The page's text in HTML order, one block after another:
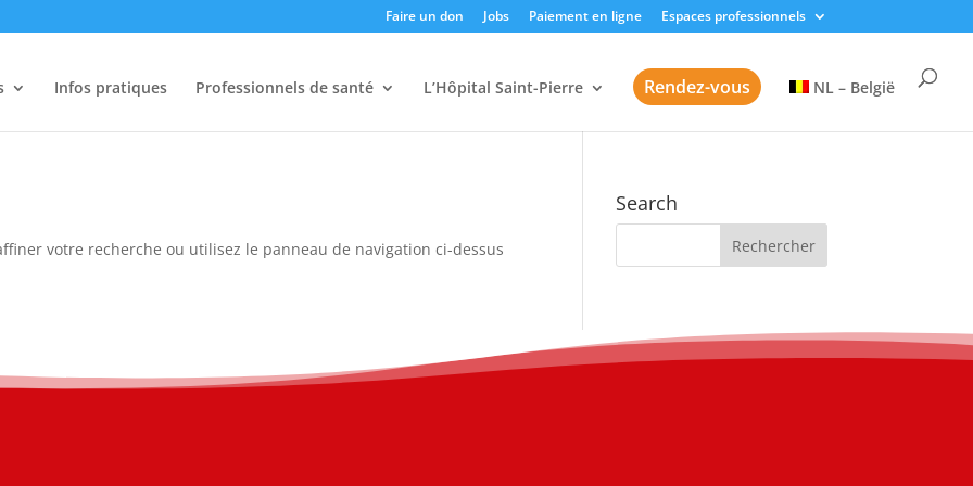
Faire un don Jobs Paiement en ligne Espaces professionnels
Infos pratiques Professionnels de santé L’Hôpital Saint-Pierre Rendez-vous NL – België
votre recherche ou utilisez le panneau de navigation ci-dessus
Search